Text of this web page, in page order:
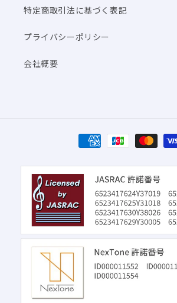
特定商取引法に基づく表記
プライバシーポリシー
会社概要
決
済
方
法